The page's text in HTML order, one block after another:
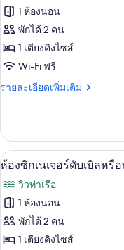
ทั้งหมด
ของ
ห้อง
จู
เนียร์
หรือ
ทวิน
1 ห้องนอน
พักได้ 2 คน
1 เตียงคิงไซส์
Wi-Fi ฟรี
รายละเอียดเพิ่มเติม
ราย
เกี่ยว
กับ
ห้อง
เนียร์
ดับเบิล
หรือ
ทวิ
น
เปิด
ภาพถ่าย
ทั้งหมด
ของ
ห้อง
2
ห้องซิกเนเจอร์ดับเบิลหรื
วิวท่าเรือ
1 ห้องนอน
พักได้ 2 คน
1 เตียงคิงไซส์